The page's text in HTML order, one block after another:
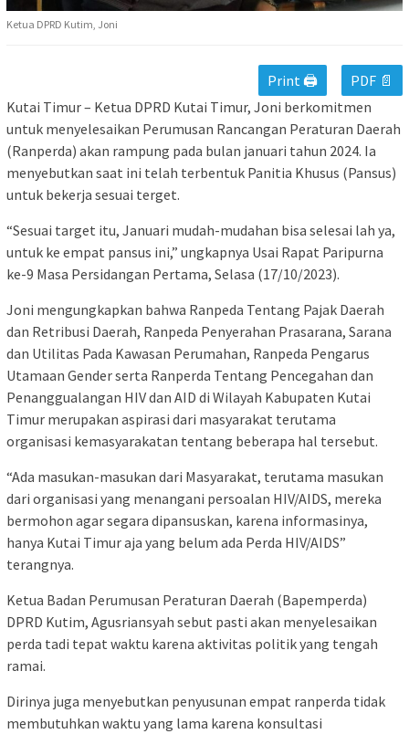
Ketua DPRD Kutim, Joni
Print 🖨
PDF 📄
Kutai Timur – Ketua DPRD Kutai Timur, Joni berkomitmen
untuk menyelesaikan Perumusan Rancangan Peraturan Daerah
(Ranperda) akan rampung pada bulan januari tahun 2024. Ia
menyebutkan saat ini telah terbentuk Panitia Khusus (Pansus)
untuk bekerja sesuai terget.
“Sesuai target itu, Januari mudah-mudahan bisa selesai lah ya,
untuk ke empat pansus ini,” ungkapnya Usai Rapat Paripurna
ke-9 Masa Persidangan Pertama, Selasa (17/10/2023).
Joni mengungkapkan bahwa Ranpeda Tentang Pajak Daerah
dan Retribusi Daerah, Ranpeda Penyerahan Prasarana, Sarana
dan Utilitas Pada Kawasan Perumahan, Ranpeda Pengarus
Utamaan Gender serta Ranperda Tentang Pencegahan dan
Penanggualangan HIV dan AID di Wilayah Kabupaten Kutai
Timur merupakan aspirasi dari masyarakat terutama
organisasi kemasyarakatan tentang beberapa hal tersebut.
“Ada masukan-masukan dari Masyarakat, terutama masukan
dari organisasi yang menangani persoalan HIV/AIDS, mereka
bermohon agar segara dipansuskan, karena informasinya,
hanya Kutai Timur aja yang belum ada Perda HIV/AIDS”
terangnya.
Ketua Badan Perumusan Peraturan Daerah (Bapemperda)
DPRD Kutim, Agusriansyah sebut pasti akan menyelesaikan
perda tadi tepat waktu karena aktivitas politik yang tengah
ramai.
Dirinya juga menyebutkan penyusunan empat ranperda tidak
membutuhkan waktu yang lama karena konsultasi